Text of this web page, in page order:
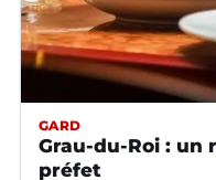
GARD
Grau-du-Roi : un
préfet